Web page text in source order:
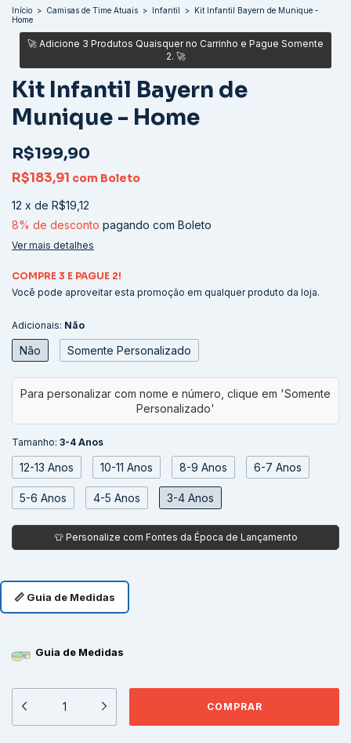
Início > Camisas de Time Atuais > Infantil > Kit Infantil Bayern de Munique -
Home
Kit Infantil Bayern de
Munique - Home
R$199,90
R$183,91 com Boleto
12 x de R$19,12
8% de desconto pagando com Boleto
Ver mais detalhes
COMPRE 3 E PAGUE 2!
Você pode aproveitar esta promoção em qualquer produto da loja.
Adicionais: Não
Não Somente Personalizado
Tamanho: 3-4 Anos
12-13 Anos 10-11 Anos 8-9 Anos 6-7 Anos
5-6 Anos 4-5 Anos 3-4 Anos
📏 Guia de Medidas
Guia de Medidas